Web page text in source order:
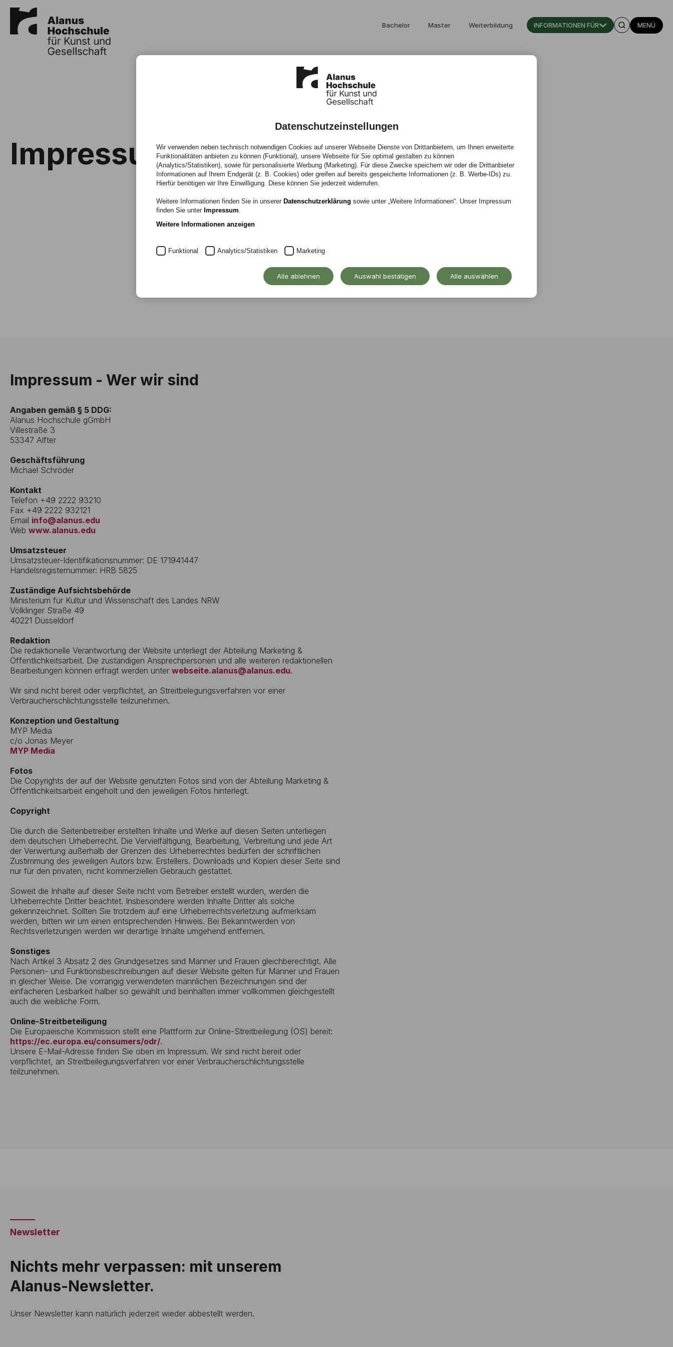
Bachelor Master Weiterbildung INFORMATIONEN FÜR MENÜ
Impressum
Impressum - Wer wir sind
Angaben gemäß § 5 DDG:
Alanus Hochschule gGmbH
Villestraße 3
53347 Alfter
Geschäftsführung
Michael Schröder
Kontakt
Telefon +49 2222 93210
Fax +49 2222 932121
Email info@alanus.edu
Web www.alanus.edu
Umsatzsteuer
Umsatzsteuer-Identifikationsnummer: DE 171941447
Handelsregisternummer: HRB 5825
Zuständige Aufsichtsbehörde
Ministerium für Kultur und Wissenschaft des Landes NRW
Völklinger Straße 49
40221 Düsseldorf
Redaktion
Die redaktionelle Verantwortung der Website unterliegt der Abteilung Marketing &
Öffentlichkeitsarbeit. Die zuständigen Ansprechpersonen und alle weiteren redaktionellen
Bearbeitungen können erfragt werden unter webseite.alanus@alanus.edu.
Wir sind nicht bereit oder verpflichtet, an Streitbelegungsverfahren vor einer
Verbraucherschlichtungsstelle teilzunehmen.
Konzeption und Gestaltung
MYP Media
c/o Jonas Meyer
MYP Media
Fotos
Die Copyrights der auf der Website genutzten Fotos sind von der Abteilung Marketing &
Öffentlichkeitsarbeit eingeholt und den jeweiligen Fotos hinterlegt.
Copyright
Die durch die Seitenbetreiber erstellten Inhalte und Werke auf diesen Seiten unterliegen
dem deutschen Urheberrecht. Die Vervielfältigung, Bearbeitung, Verbreitung und jede Art
der Verwertung außerhalb der Grenzen des Urheberrechtes bedürfen der schriftlichen
Zustimmung des jeweiligen Autors bzw. Erstellers. Downloads und Kopien dieser Seite sind
nur für den privaten, nicht kommerziellen Gebrauch gestattet.
Soweit die Inhalte auf dieser Seite nicht vom Betreiber erstellt wurden, werden die
Urheberrechte Dritter beachtet. Insbesondere werden Inhalte Dritter als solche
gekennzeichnet. Sollten Sie trotzdem auf eine Urheberrechtsverletzung aufmerksam
werden, bitten wir um einen entsprechenden Hinweis. Bei Bekanntwerden von
Rechtsverletzungen werden wir derartige Inhalte umgehend entfernen.
Sonstiges
Nach Artikel 3 Absatz 2 des Grundgesetzes sind Männer und Frauen gleichberechtigt. Alle
Personen- und Funktionsbeschreibungen auf dieser Website gelten für Männer und Frauen
in gleicher Weise. Die vorrangig verwendeten männlichen Bezeichnungen sind der
einfacheren Lesbarkeit halber so gewählt und beinhalten immer vollkommen gleichgestellt
auch die weibliche Form.
Online-Streitbeteiligung
Die Europaeische Kommission stellt eine Plattform zur Online-Streitbeilegung (OS) bereit:
https://ec.europa.eu/consumers/odr/.
Unsere E-Mail-Adresse finden Sie oben im Impressum. Wir sind nicht bereit oder
verpflichtet, an Streitbeilegungsverfahren vor einer Verbraucherschlichtungsstelle
teilzunehmen.
Newsletter
Nichts mehr verpassen: mit unserem
Alanus-Newsletter.
Unser Newsletter kann natürlich jederzeit wieder abbestellt werden.
Datenschutzeinstellungen
Wir verwenden neben technisch notwendigen Cookies auf unserer Webseite Dienste von Drittanbietern, um Ihnen erweiterte
Funktionalitäten anbieten zu können (Funktional), unsere Webseite für Sie optimal gestalten zu können
(Analytics/Statistiken), sowie für personalisierte Werbung (Marketing). Für diese Zwecke speichern wir oder die Drittanbieter
Informationen auf Ihrem Endgerät (z. B. Cookies) oder greifen auf bereits gespeicherte Informationen (z. B. Werbe-IDs) zu.
Hierfür benötigen wir Ihre Einwilligung. Diese können Sie jederzeit widerrufen.
Weitere Informationen finden Sie in unserer Datenschutzerklärung sowie unter „Weitere Informationen“. Unser Impressum
finden Sie unter Impressum.
Weitere Informationen anzeigen
Funktional Analytics/Statistiken Marketing
Alle ablehnen Auswahl bestätigen Alle auswählen